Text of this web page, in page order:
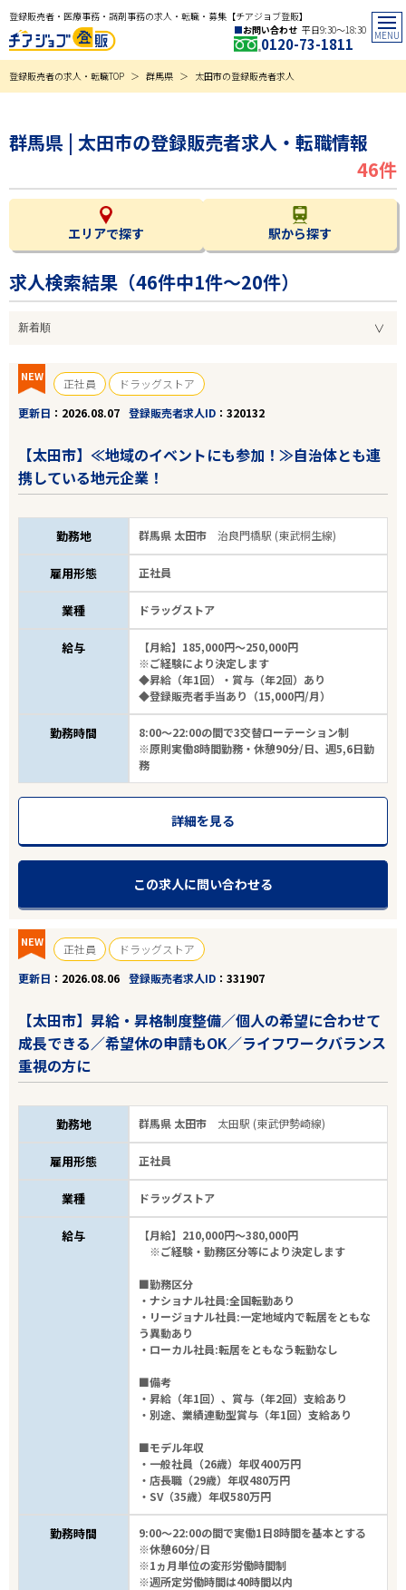
登録販売者・医療事務・調剤事務の求人・転職・募集【チアジョブ登販】
お問い合わせ 平日9:30〜18:30
0120-73-1811
登録販売者の求人・転職TOP 群馬県 太田市の登録販売者求人
群馬県 | 太田市の登録販売者求人・転職情報
46件
エリアで探す 駅から探す
求人検索結果（46件中1件～20件）
NEW 正社員
ドラッグストア
更新日
2026.08.07 登録販売者求人ID 320132
【太田市】≪地域のイベントにも参加！≫自治体とも連
携している地元企業！
勤務地 群馬県 太田市治良門橋駅 (東武桐生線)
雇用形態 正社員
業種 ドラッグストア
給与
【月給】185,000円～250,000円
※ご経験により決定します
◆昇給（年1回）・賞与（年2回）あり
◆登録販売者手当あり（15,000円/月）
勤務時間
8:00～22:00の間で3交替ローテーション制
※原則実働8時間勤務・休憩90分/日、週5,6日勤
務
詳細を見る
この求人に問い合わせる
NEW 正社員
ドラッグストア
更新日
2026.08.06 登録販売者求人ID 331907
【太田市】昇給・昇格制度整備／個人の希望に合わせて
成長できる／希望休の申請もOK／ライフワークバランス
重視の方に
勤務地 群馬県 太田市 太田駅 (東武伊勢崎線)
雇用形態 正社員
業種 ドラッグストア
給与
【月給】210,000円～380,000円
※ご経験・勤務区分等により決定します
■勤務区分
・ナショナル社員:全国転勤あり
・リージョナル社員:一定地域内で転居をともな
う異動あり
・ローカル社員:転居をともなう転勤なし
■備考
・昇給（年1回）、賞与（年2回）支給あり
・別途、業績連動型賞与（年1回）支給あり
■モデル年収
・一般社員（26歳）年収400万円
・店長職（29歳）年収480万円
・SV（35歳）年収580万円
勤務時間
9:00～22:00の間で実働1日8時間を基本とする
※休憩60分/日
※1ヵ月単位の変形労働時間制
※週所定労働時間は40時間以内